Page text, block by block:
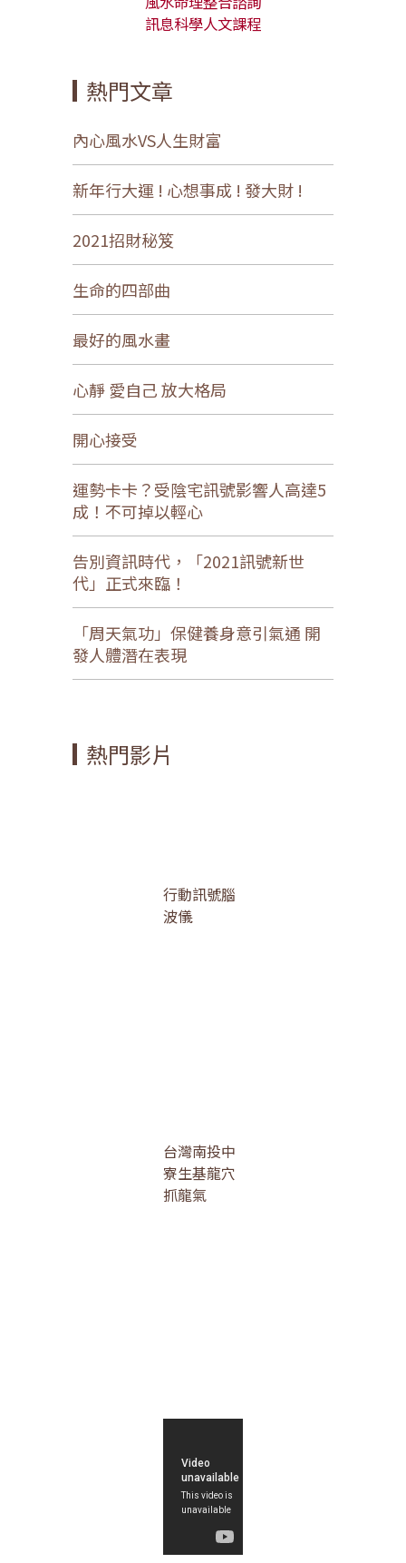
訊息科學人文課程
熱門文章
內心風水VS人生財富
新年行大運 ! 心想事成 ! 發大財 !
2021招財秘笈
生命的四部曲
最好的風水畫
心靜 愛自己 放大格局
開心接受
運勢卡卡？受陰宅訊號影響人高達5
成！不可掉以輕心
告別資訊時代，「2021訊號新世
代」正式來臨！
「周天氣功」保健養身意引氣通 開
發人體潛在表現
熱門影片
行動訊號腦
波儀
台灣南投中
寮生基龍穴
抓龍氣